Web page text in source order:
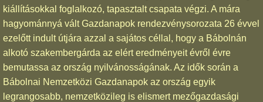
kiállításokkal foglalkozó, tapasztalt csapata végzi. A mára
hagyománnyá vált Gazdanapok rendezvénysorozata 26 évvel
ezelőtt indult útjára azzal a sajátos céllal, hogy a Bábolnán
alkotó szakembergárda az elért eredményeit évről évre
bemutassa az ország nyilvánosságának. Az idők során a
Bábolnai Nemzetközi Gazdanapok az ország egyik
legrangosabb, nemzetközileg is elismert mezőgazdasági